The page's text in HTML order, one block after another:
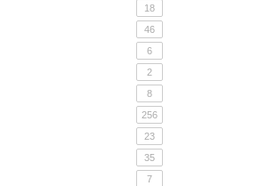
18
46
6
2
8
256
23
35
7